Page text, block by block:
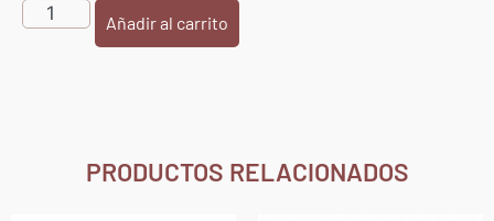
Añadir al carrito
PRODUCTOS RELACIONADOS